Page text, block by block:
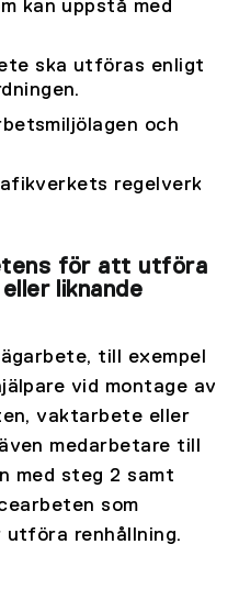
kan uppstå med
ska utföras enligt
och
regelverk
för att utföra
liknande
till exempel
vid montage av
vaktarbete eller
medarbetare till
med steg 2 samt
som
utföra renhållning.